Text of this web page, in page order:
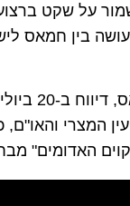
על שקט
בין חמאס
עיתון "אל-
המצרי
האדומים"